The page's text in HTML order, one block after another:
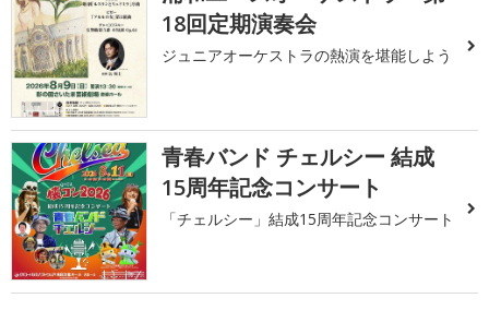
18回定期演奏会
ジュニアオーケストラの熱演を堪能しよう
青春バンド チェルシー 結成
15周年記念コンサート
「チェルシー」結成15周年記念コンサート